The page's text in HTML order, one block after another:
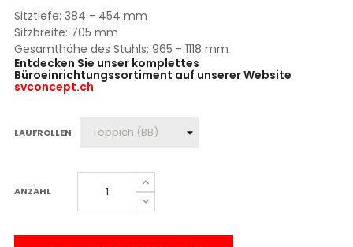
Sitztiefe: 384 - 454 mm
Sitzbreite: 705 mm
Gesamthöhe des Stuhls: 965 - 1118 mm
Entdecken Sie unser komplettes
Büroeinrichtungssortiment auf unserer Website
svconcept.ch
LAUFROLLEN
ANZAHL